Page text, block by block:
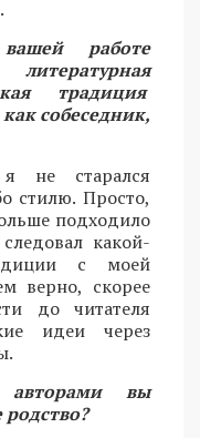
работе
традиция
собеседник,
не старался
стилю. Просто,
подходило
какой-
с моей
верно, скорее
до читателя
идеи через
вы